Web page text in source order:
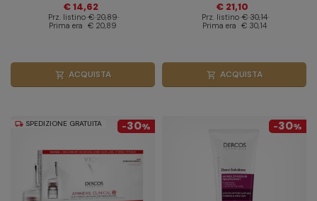
€ 14,62
Prz. listino € 20,89
Prima era € 20,89
shopping_cart ACQUISTA
€ 21,10
Prz. listino € 30,14
Prima era € 30,14
shopping_cart ACQUISTA
local_shipping SPEDIZIONE GRATUITA -30% -30%